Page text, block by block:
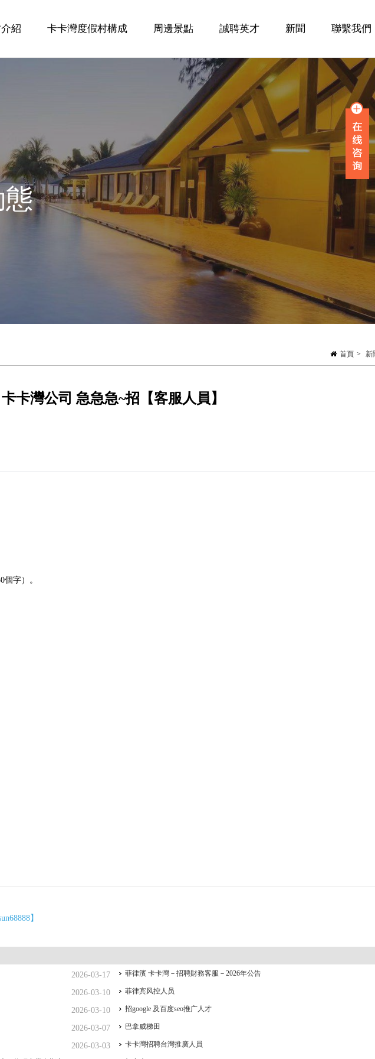
紹 卡卡灣度假村構成 周邊景點 誠聘英才 新聞 聯繫我們
首頁 > 新
卡卡灣公司 急急急~招【客服人員】
字）。
】
2026-03-17 菲律濱 卡卡灣－招聘財務客服－2026年公告
2026-03-10 菲律宾风控人员
2026-03-10 招google 及百度seo推广人才
2026-03-07 巴拿威梯田
2026-03-03 卡卡灣招聘台灣推廣人員